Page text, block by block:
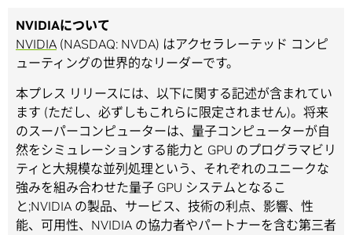
NVIDIAについて
NVIDIA (NASDAQ: NVDA) はアクセラレーテッド コンピ
ューティングの世界的なリーダーです。
本プレス リリースには、以下に関する記述が含まれてい
ます (ただし、必ずしもこれらに限定されません)。将来
のスーパーコンピューターは、量子コンピューターが自
然をシミュレーションする能力と GPU のプログラマビリ
ティと大規模な並列処理という、それぞれのユニークな
強みを組み合わせた量子 GPU システムとなるこ
と;NVIDIA の製品、サービス、技術の利点、影響、性
能、可用性、NVIDIA の協力者やパートナーを含む第三者